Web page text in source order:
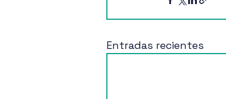
Entradas recientes